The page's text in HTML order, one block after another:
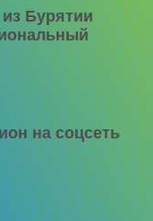
Бурятии
на соцсеть